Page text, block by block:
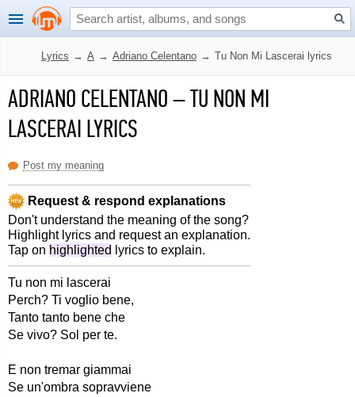
Lyrics → A → Adriano Celentano → Tu Non Mi Lascerai lyrics
ADRIANO CELENTANO–TU NON MI
LASCERAI LYRICS
Post my meaning
Request & respond explanations
Don't understand the meaning of the song?
Highlight lyrics and request an explanation.
Tap on highlighted lyrics to explain.
Tu non mi lascerai
Perch? Ti voglio bene,
Tanto tanto bene che
Se vivo? Sol per te.
E non tremar giammai
Se un'ombra sopravviene